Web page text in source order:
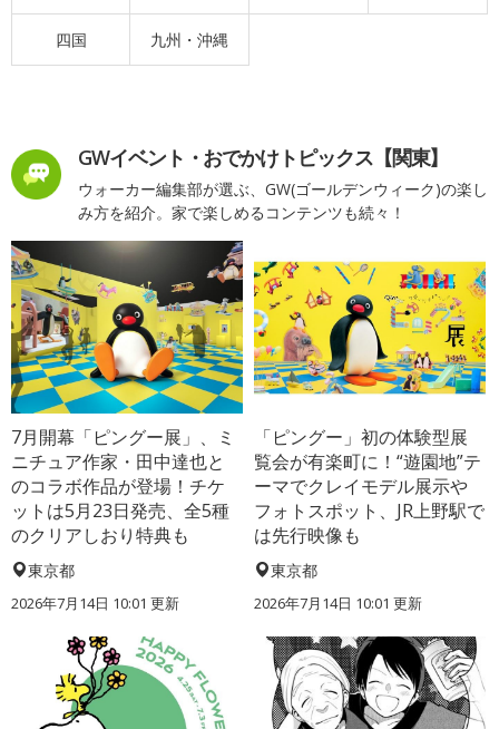
四国 九州・沖縄
GWイベント・おでかけトピックス【関東】
ウォーカー編集部が選ぶ、GW(ゴールデンウィーク)の楽し
み方を紹介。家で楽しめるコンテンツも続々！
7月開幕「ピングー展」、ミ
ニチュア作家・田中達也と
のコラボ作品が登場！チケ
ットは5月23日発売、全5種
のクリアしおり特典も
東京都
2026年7月14日 10:01 更新
「ピングー」初の体験型展
覧会が有楽町に！“遊園地”テ
ーマでクレイモデル展示や
フォトスポット、JR上野駅で
は先行映像も
東京都
2026年7月14日 10:01 更新